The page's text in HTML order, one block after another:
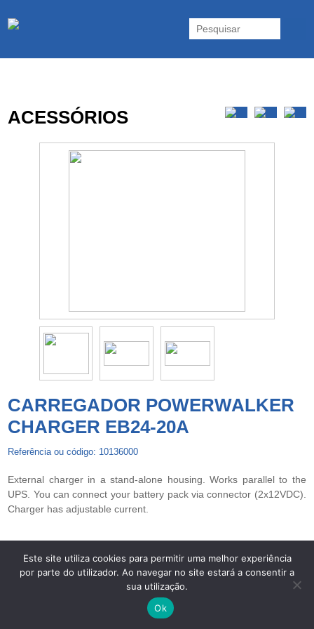
Inversores e acessórios. Portugal.
ACESSÓRIOS
CARREGADOR POWERWALKER
CHARGER EB24-20A
Referência ou código: 10136000
External charger in a stand-alone housing. Works parallel to the
UPS. You can connect your battery pack via connector (2x12VDC).
Charger has adjustable current.
Copyright © 2026 UPS Powerwalker. Todos os direitos
Centros de Arbitragem- Termos de Privacidade e
Livro de Reclamações Eletrónico
Este site utiliza cookies para permitir uma melhor experiência
por parte do utilizador. Ao navegar no site estará a consentir a
sua utilização.
Ok